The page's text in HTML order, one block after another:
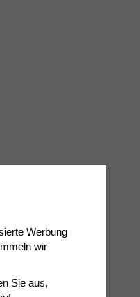
Werbung
wir
Sie aus,